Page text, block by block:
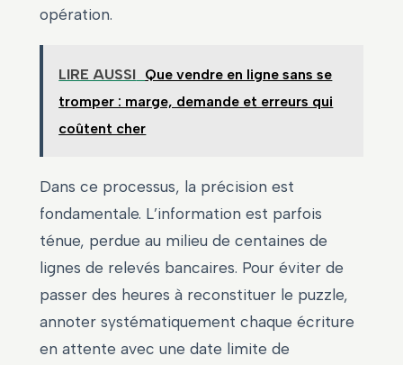
opération.
LIRE AUSSI Que vendre en ligne sans se
tromper : marge, demande et erreurs qui
coûtent cher
Dans ce processus, la précision est
fondamentale. L’information est parfois
ténue, perdue au milieu de centaines de
lignes de relevés bancaires. Pour éviter de
passer des heures à reconstituer le puzzle,
annoter systématiquement chaque écriture
en attente avec une date limite de